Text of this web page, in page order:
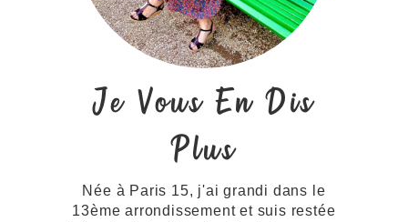
Je Vous En Dis
Plus
Née à Paris 15, j'ai grandi dans le
13ème arrondissement et suis restée